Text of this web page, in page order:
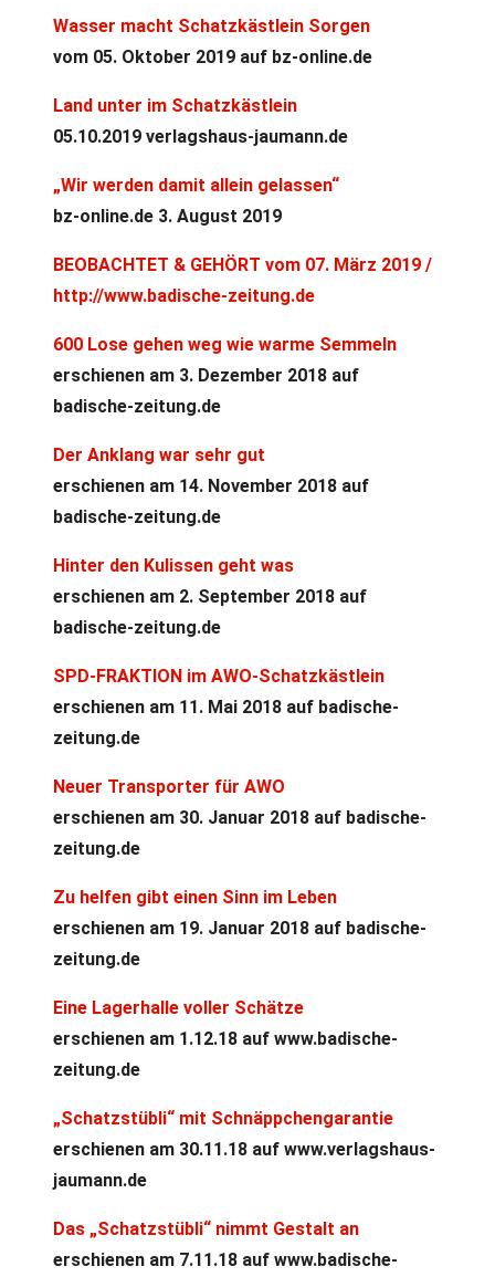
Wasser macht Schatzkästlein Sorgen
vom 05. Oktober 2019 auf bz-online.de
Land unter im Schatzkästlein
05.10.2019 verlagshaus-jaumann.de
„Wir werden damit allein gelassen“
bz-online.de 3. August 2019
BEOBACHTET & GEHÖRT vom 07. März 2019 /
http://www.badische-zeitung.de
600 Lose gehen weg wie warme Semmeln
erschienen am 3. Dezember 2018 auf
badische-zeitung.de
Der Anklang war sehr gut
erschienen am 14. November 2018 auf
badische-zeitung.de
Hinter den Kulissen geht was
erschienen am 2. September 2018 auf
badische-zeitung.de
SPD-FRAKTION im AWO-Schatzkästlein
erschienen am 11. Mai 2018 auf badische-
zeitung.de
Neuer Transporter für AWO
erschienen am 30. Januar 2018 auf badische-
zeitung.de
Zu helfen gibt einen Sinn im Leben
erschienen am 19. Januar 2018 auf badische-
zeitung.de
Eine Lagerhalle voller Schätze
erschienen am 1.12.18 auf www.badische-
zeitung.de
„Schatzstübli“ mit Schnäppchengarantie
erschienen am 30.11.18 auf www.verlagshaus-
jaumann.de
Das „Schatzstübli“ nimmt Gestalt an
erschienen am 7.11.18 auf www.badische-